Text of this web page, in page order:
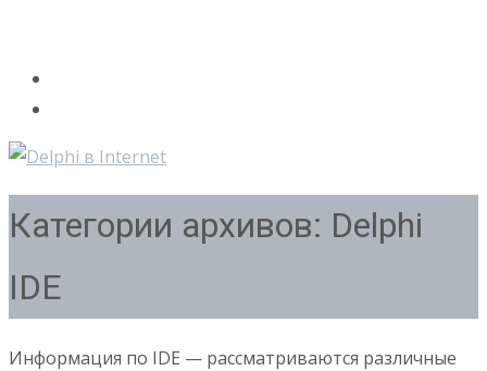
Категории архивов: Delphi
IDE
Информация по IDE — рассматриваются различные